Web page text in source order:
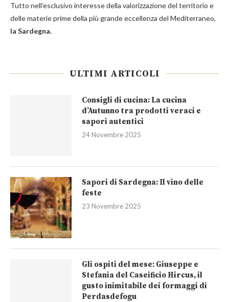
Tutto nell’esclusivo interesse della valorizzazione del territorio e
delle materie prime della più grande eccellenza del Mediterraneo,
la Sardegna.
ULTIMI ARTICOLI
Consigli di cucina: La cucina
d’Autunno tra prodotti veraci e
sapori autentici
24 Novembre 2025
Sapori di Sardegna: Il vino delle
feste
23 Novembre 2025
Gli ospiti del mese: Giuseppe e
Stefania del Caseificio Hircus, il
gusto inimitabile dei formaggi di
Perdasdefogu